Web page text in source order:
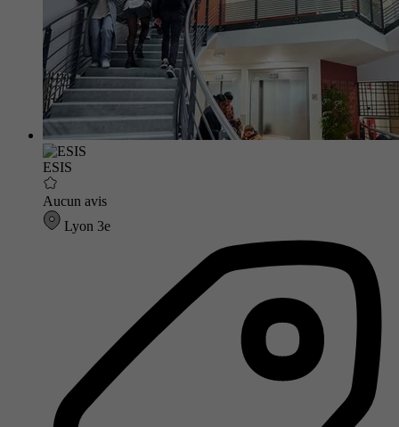
ESIS
Aucun avis
Lyon 3e